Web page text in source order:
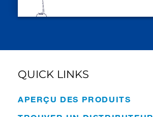
QUICK LINKS
APERÇU DES PRODUITS